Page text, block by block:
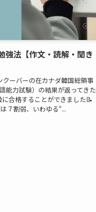
強法【作文・読解・聞き
ーバーの在カナダ韓国総領事
能力試験）の結果が返ってきた
合格することができました📝
７割弱、いわゆる“...